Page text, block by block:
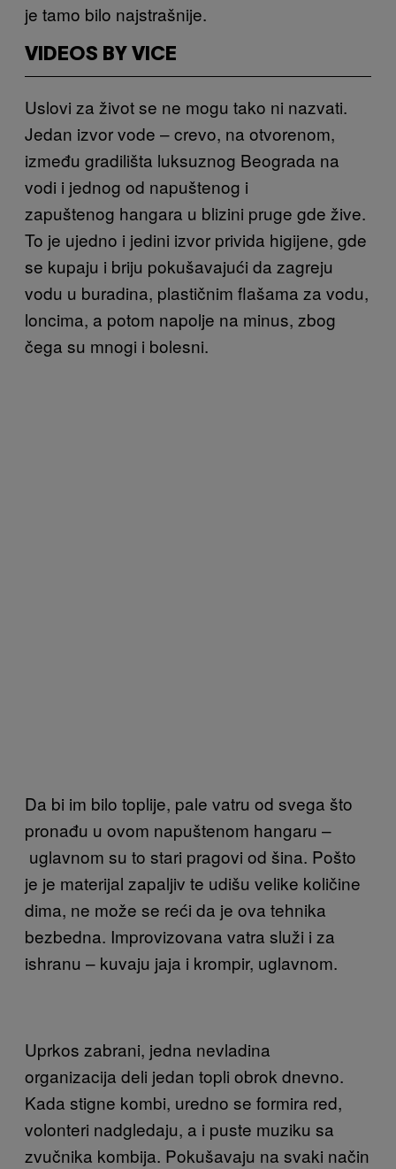
je tamo bilo najstrašnije.
VIDEOS BY VICE
Uslovi za život se ne mogu tako ni nazvati.
Jedan izvor vode – crevo, na otvorenom,
između gradilišta luksuznog Beograda na
vodi i jednog od napuštenog i
zapuštenog hangara u blizini pruge gde žive.
To je ujedno i jedini izvor privida higijene, gde
se kupaju i briju pokušavajući da zagreju
vodu u buradina, plastičnim flašama za vodu,
loncima, a potom napolje na minus, zbog
čega su mnogi i bolesni.
Da bi im bilo toplije, pale vatru od svega što
pronađu u ovom napuštenom hangaru –
uglavnom su to stari pragovi od šina. Pošto
je je materijal zapaljiv te udišu velike količine
dima, ne može se reći da je ova tehnika
bezbedna. Improvizovana vatra služi i za
ishranu – kuvaju jaja i krompir, uglavnom.
Uprkos zabrani, jedna nevladina
organizacija deli jedan topli obrok dnevno.
Kada stigne kombi, uredno se formira red,
volonteri nadgledaju, a i puste muziku sa
zvučnika kombija. Pokušavaju na svaki način